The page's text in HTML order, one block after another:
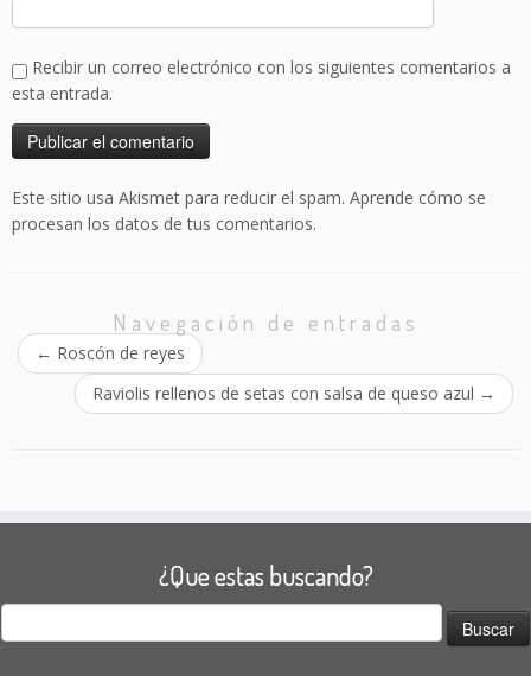
Recibir un correo electrónico con los siguientes comentarios a
esta entrada.
Este sitio usa Akismet para reducir el spam. Aprende cómo se
procesan los datos de tus comentarios.
Navegación de entradas
← Roscón de reyes
Raviolis rellenos de setas con salsa de queso azul →
¿Que estas buscando?
Buscar: